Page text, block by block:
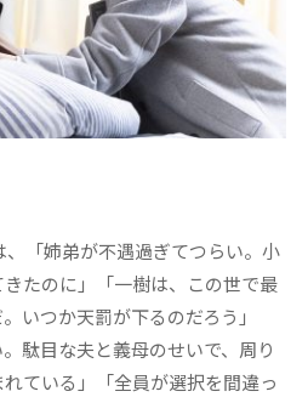
「姉弟が不遇過ぎてつらい。小
たのに」「一樹は、この世で最
いつか天罰が下るのだろう」
駄目な夫と義母のせいで、周り
ている」「全員が選択を間違っ